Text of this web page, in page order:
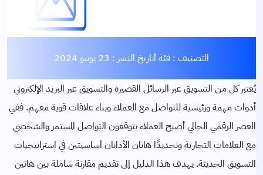
التصنيف : فئة أتاريخ النشر : 23 يونيو 2024
يُعتبر كل من التسويق عبر الرسائل القصيرةوالتسويق عبر البريد الإلكتروني
أدوات مهمة ورئيسية للتواصل مع العملاء وبناء علاقات قوية معهم. ففي
العصر الرقمي الحالي أصبح العملاء يتوقعون التواصل المستمر والشخصي
مع العلامات التجارية وتحديدًا هاتان الأداتان أساسيتين في استراتيجيات
التسويق الحديثة. يهدف هذا الدليل إلى تقديم مقارنة شاملة بين هاتين